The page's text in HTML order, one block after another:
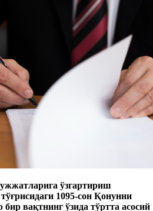
ўзгартириш
1095-сон Қонунни
вақтнинг ўзида тўртта асосий